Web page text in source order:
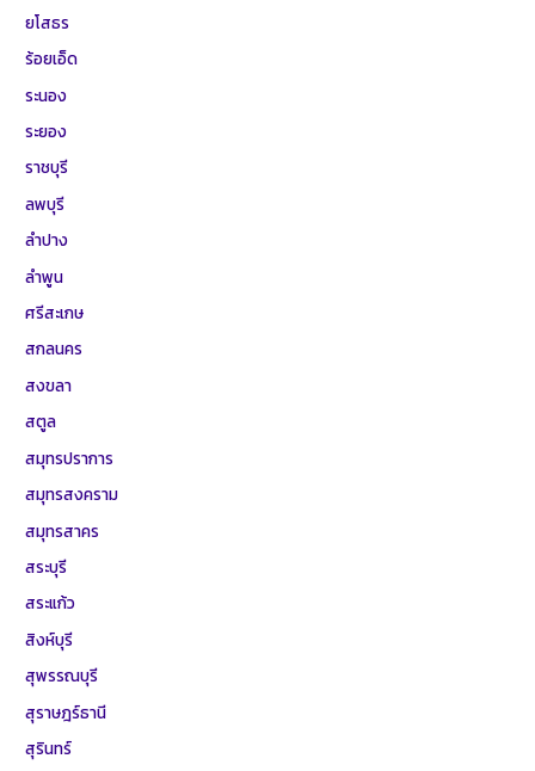
ยโสธร
ร้อยเอ็ด
ระนอง
ระยอง
ราชบุรี
ลพบุรี
ลำปาง
ลำพูน
ศรีสะเกษ
สกลนคร
สงขลา
สตูล
สมุทรปราการ
สมุทรสงคราม
สมุทรสาคร
สระบุรี
สระแก้ว
สิงห์บุรี
สุพรรณบุรี
สุราษฎร์ธานี
สุรินทร์